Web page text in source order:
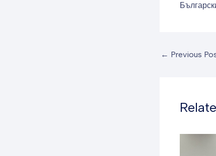
← Previous